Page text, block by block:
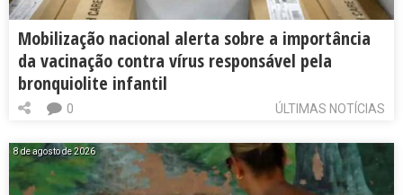
Mobilização nacional alerta sobre a importância
da vacinação contra vírus responsável pela
bronquiolite infantil
ÚLTIMAS NOTÍCIAS
0
8 de agosto de 2026